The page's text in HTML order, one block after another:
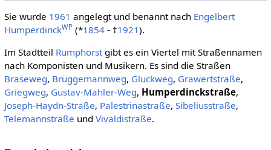
Sie wurde 1961 angelegt und benannt nach Engelbert
HumperdinckWP(*1854- †1921).
Im Stadtteil Rumphorstgibt es ein Viertel mit Straßennamen
nach Komponisten und Musikern. Es sind die Straßen
Braseweg, Brüggemannweg, Gluckweg, Grawertstraße,
Griegweg, Gustav-Mahler-Weg, Humperdinckstraße,
Joseph-Haydn-Straße, Palestrinastraße, Sibeliusstraße,
Telemannstraße und Vivaldistraße.